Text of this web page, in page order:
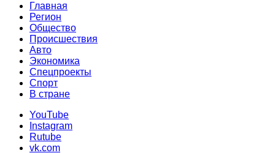
Главная
Регион
Общество
Происшествия
Авто
Экономика
Спецпроекты
Cпорт
В стране
YouTube
Instagram
Rutube
vk.com